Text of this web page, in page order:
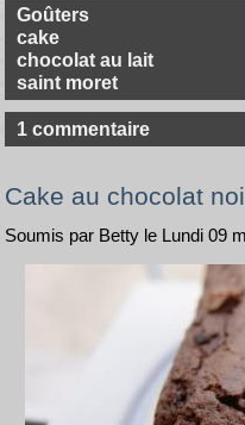
Goûters
cake
chocolat au lait
saint moret
1 commentaire
Cake au chocolat
Soumis par Betty le Lundi 09